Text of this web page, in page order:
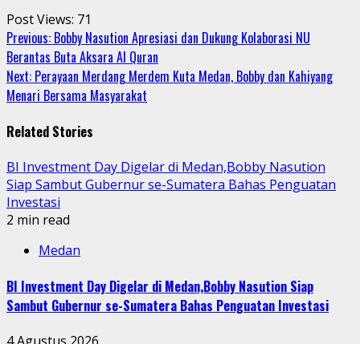
Post Views: 71
Continue
Reading
Previous: Bobby Nasution Apresiasi dan Dukung Kolaborasi NU
Berantas Buta Aksara Al Quran
Next: Perayaan Merdang Merdem Kuta Medan, Bobby dan Kahiyang
Menari Bersama Masyarakat
Related Stories
BI Investment Day Digelar di Medan,Bobby Nasution
Siap Sambut Gubernur se-Sumatera Bahas Penguatan
Investasi
2 min read
Medan
BI Investment Day Digelar di Medan,Bobby Nasution Siap
Sambut Gubernur se-Sumatera Bahas Penguatan Investasi